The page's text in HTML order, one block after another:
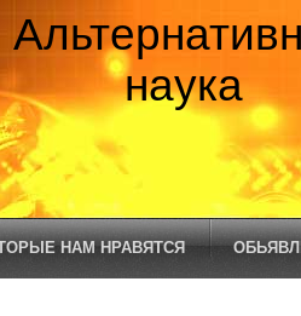
наука
НАМ НРАВЯТСЯ